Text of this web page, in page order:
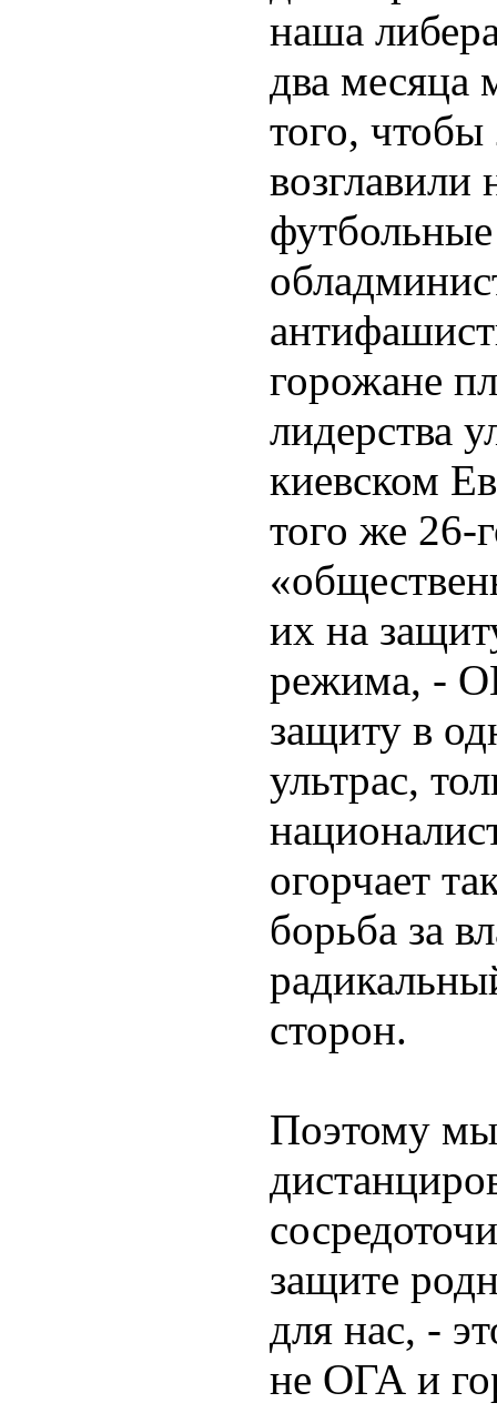
наша
два месяца
того, чтобы
горожане
лидерства
киевском
того же 26-
их на
режима, -
защиту в
ультрас,
огорчает
борьба за
сторон.
Поэтому мы
защите
для нас, -
не ОГА и